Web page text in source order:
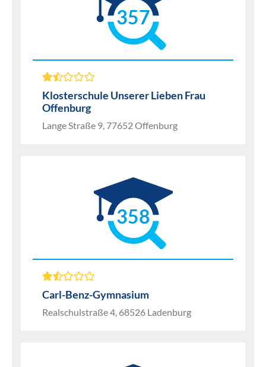
357
Klosterschule Unserer Lieben Frau
Offenburg
Lange Straße 9, 77652 Offenburg
358
Carl-Benz-Gymnasium
Realschulstraße 4, 68526 Ladenburg